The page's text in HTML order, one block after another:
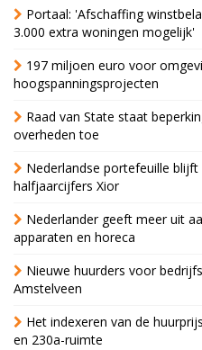
Portaal: 'Afschaffing
3.000 extra woningen mogelijk'
197 miljoen euro voor
hoogspanningsprojecten
Raad van State staat
overheden toe
Nederlandse portefeuille
halfjaarcijfers Xior
Nederlander geeft meer uit
apparaten en horeca
Nieuwe huurders voor
Amstelveen
Het indexeren van de
en 230a-ruimte